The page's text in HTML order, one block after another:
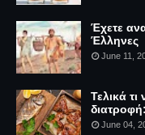
Έχετε
Έλληνες
June 11,
Τελικά τι
June 04,